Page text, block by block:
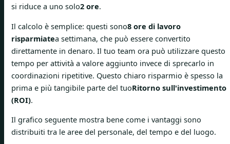
si riduce a uno solo2 ore.
Il calcolo è semplice: questi sono8 ore di lavoro
risparmiatea settimana, che può essere convertito
direttamente in denaro. Il tuo team ora può utilizzare questo
tempo per attività a valore aggiunto invece di sprecarlo in
coordinazioni ripetitive. Questo chiaro risparmio è spesso la
prima e più tangibile parte del tuoRitorno sull'investimento
(ROI).
Il grafico seguente mostra bene come i vantaggi sono
distribuiti tra le aree del personale, del tempo e del luogo.